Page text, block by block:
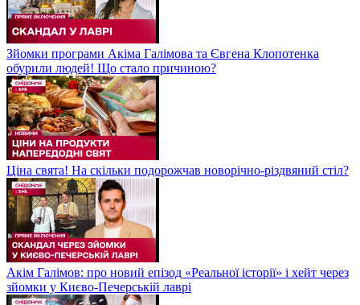
Зйомки програми Акіма Галімова та Євгена Клопотенка
обурили людей! Що стало причиною?
Ціна свята! На скільки подорожчав новорічно-різдвяний стіл?
Акім Галімов: про новий епізод «Реальної історії» і хейт через
зйомки у Києво-Печерській лаврі